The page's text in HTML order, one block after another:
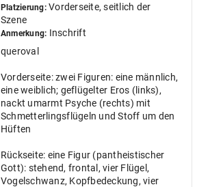
Platzierung:Vorderseite, seitlich der
Szene
Anmerkung: Inschrift
queroval
Vorderseite: zwei Figuren: eine männlich,
eine weiblich; geflügelter Eros (links),
nackt umarmt Psyche (rechts) mit
Schmetterlingsflügeln und Stoff um den
Hüften
Rückseite: eine Figur (pantheistischer
Gott): stehend, frontal, vier Flügel,
Vogelschwanz, Kopfbedeckung, vier